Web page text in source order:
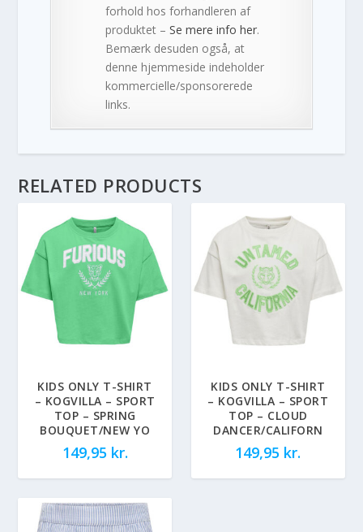
forhold hos forhandleren af
produktet –Se mere info her.
Bemærk desuden også, at
denne hjemmeside indeholder
kommercielle/sponsorerede
links.
RELATED PRODUCTS
KIDS ONLY T-SHIRT
– KOGVILLA – SPORT
TOP – SPRING
BOUQUET/NEW YO
149,95 kr.
KIDS ONLY T-SHIRT
– KOGVILLA – SPORT
TOP – CLOUD
DANCER/CALIFORN
149,95 kr.